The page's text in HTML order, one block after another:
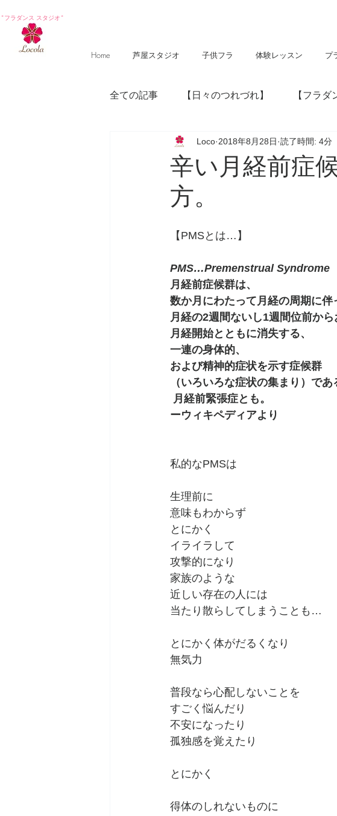
*フラダンス スタジオ*
Home 芦屋スタジオ 子供フラ 体験レッスン プ
全ての記事 【日々のつれづれ】 【フラダ
【photography 】 【poem】 【神社
辛い月経前症
方。
Loco 2018年8月28日 読了時間: 4分
【PMSとは…】
PMS…Premenstrual Syndrome
月経前症候群は、
数か月にわたって月経の周期に伴
月経の2週間ないし1週間位前から
月経開始とともに消失する、
一連の身体的、
および精神的症状を示す症候群
（いろいろな症状の集まり）であ
月経前緊張症とも。
ーウィキペディアより
私的なPMSは
生理前に
意味もわからず
とにかく
イライラして
攻撃的になり
家族のような
近しい存在の人には
当たり散らしてしまうことも…
とにかく体がだるくなり
無気力
普段なら心配しないことを
すごく悩んだり
不安になったり
孤独感を覚えたり
とにかく
得体のしれないものに